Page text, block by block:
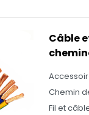
Câble
Chemin
Fil et